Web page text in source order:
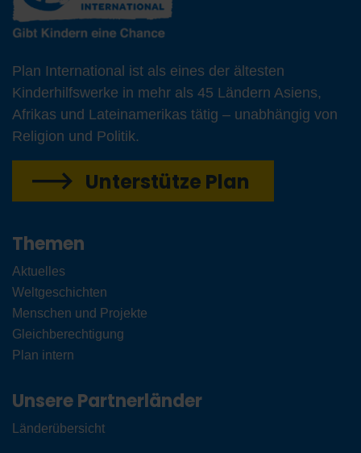
Plan International ist als eines der ältesten
Kinderhilfswerke in mehr als 45 Ländern Asiens,
Afrikas und Lateinamerikas tätig – unabhängig von
Religion und Politik.
Unterstütze Plan
Themen
Aktuelles
Weltgeschichten
Menschen und Projekte
Gleichberechtigung
Plan intern
Unsere Partnerländer
Länderübersicht